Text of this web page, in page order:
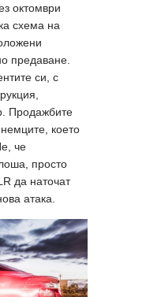
октомври
схема на
предаване.
си, с
Продажбите
което
че
просто
да наточат
атака.